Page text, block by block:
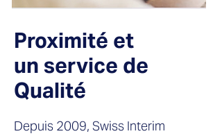
Proximité et
un service de
Qualité
Depuis 2009, Swiss Interim